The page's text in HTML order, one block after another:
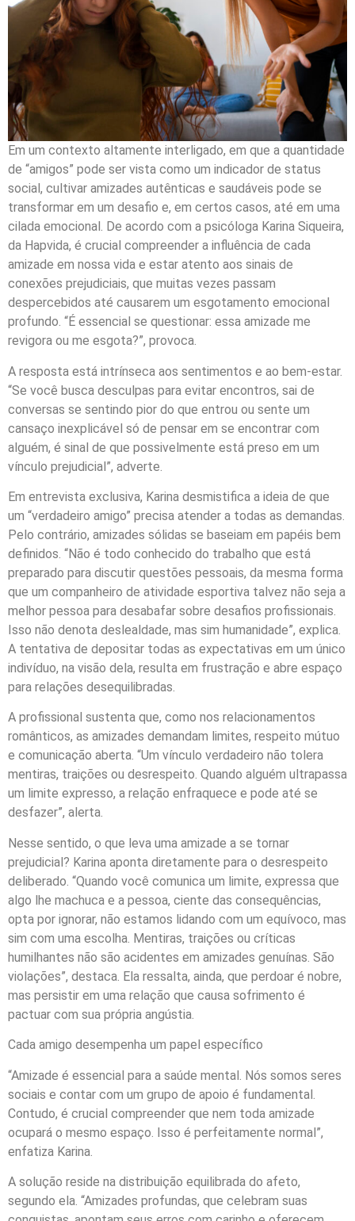
Em um contexto altamente interligado, em que a quantidade
de “amigos” pode ser vista como um indicador de status
social, cultivar amizades autênticas e saudáveis pode se
transformar em um desafio e, em certos casos, até em uma
cilada emocional. De acordo com a psicóloga Karina Siqueira,
da Hapvida, é crucial compreender a influência de cada
amizade em nossa vida e estar atento aos sinais de
conexões prejudiciais, que muitas vezes passam
despercebidos até causarem um esgotamento emocional
profundo. “É essencial se questionar: essa amizade me
revigora ou me esgota?”, provoca.
A resposta está intrínseca aos sentimentos e ao bem-estar.
“Se você busca desculpas para evitar encontros, sai de
conversas se sentindo pior do que entrou ou sente um
cansaço inexplicável só de pensar em se encontrar com
alguém, é sinal de que possivelmente está preso em um
vínculo prejudicial”, adverte.
Em entrevista exclusiva, Karina desmistifica a ideia de que
um “verdadeiro amigo” precisa atender a todas as demandas.
Pelo contrário, amizades sólidas se baseiam em papéis bem
definidos. “Não é todo conhecido do trabalho que está
preparado para discutir questões pessoais, da mesma forma
que um companheiro de atividade esportiva talvez não seja a
melhor pessoa para desabafar sobre desafios profissionais.
Isso não denota deslealdade, mas sim humanidade”, explica.
A tentativa de depositar todas as expectativas em um único
indivíduo, na visão dela, resulta em frustração e abre espaço
para relações desequilibradas.
A profissional sustenta que, como nos relacionamentos
românticos, as amizades demandam limites, respeito mútuo
e comunicação aberta. “Um vínculo verdadeiro não tolera
mentiras, traições ou desrespeito. Quando alguém ultrapassa
um limite expresso, a relação enfraquece e pode até se
desfazer”, alerta.
Nesse sentido, o que leva uma amizade a se tornar
prejudicial? Karina aponta diretamente para o desrespeito
deliberado. “Quando você comunica um limite, expressa que
algo lhe machuca e a pessoa, ciente das consequências,
opta por ignorar, não estamos lidando com um equívoco, mas
sim com uma escolha. Mentiras, traições ou críticas
humilhantes não são acidentes em amizades genuínas. São
violações”, destaca. Ela ressalta, ainda, que perdoar é nobre,
mas persistir em uma relação que causa sofrimento é
pactuar com sua própria angústia.
Cada amigo desempenha um papel específico
“Amizade é essencial para a saúde mental. Nós somos seres
sociais e contar com um grupo de apoio é fundamental.
Contudo, é crucial compreender que nem toda amizade
ocupará o mesmo espaço. Isso é perfeitamente normal”,
enfatiza Karina.
A solução reside na distribuição equilibrada do afeto,
segundo ela. “Amizades profundas, que celebram suas